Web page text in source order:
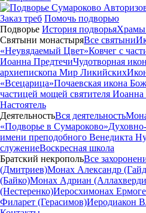
Заказ треб Помочь подворью
Подворье История подворьяХрамы
Святыни монастыряВсе святыни
«Неувядаемый Цвет»Ковчег с
Иоанна ПредтечиЧудотворная
архиепископа Мир Ликийских
«Всецарица»Почаевская икона
частицей мощей святителя
Настоятель
ДеятельностьВся деятельность
«Подворье в Сумароково»
имени преподобного Венедикта
служениеВоскресная школа
Братский некропольВсе
(Дмитриев)Монах Александр
(Байко)Монах Адриан
(Нестеренко)Иеросхимонах
Филарет (Герасимов)Иеродиакон